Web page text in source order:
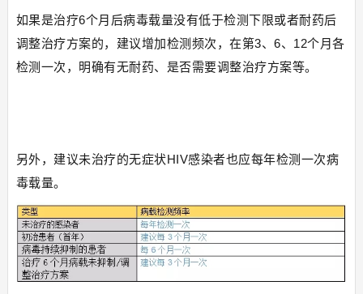
如果是治疗6个月后病毒载量没有低于检测下限或者耐药后
调整治疗方案的，建议增加检测频次，在第3、6、12个月各
检测一次，明确有无耐药、是否需要调整治疗方案等。
另外，建议未治疗的无症状HIV感染者也应每年检测一次病
毒载量。